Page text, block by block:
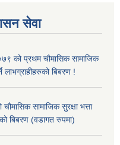
सेवा
को प्रथम चौमासिक सामाजिक
लाभग्राहीहरुको बिबरण !
सामाजिक सुरक्षा भत्ता
बिबरण (वडागत रुपमा)